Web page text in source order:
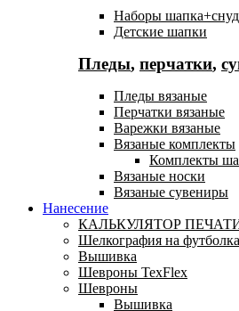
Наборы шапка+снуд
Детские шапки
Пледы, перчатки,
Пледы вязаные
Перчатки вязаные
Варежки вязаные
Вязаные комплекты
Комплекты
Вязаные носки
Вязаные сувениры
Нанесение
КАЛЬКУЛЯТОР
Шелкография на
Вышивка
Шевроны TexFlex
Шевроны
Вышивка